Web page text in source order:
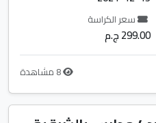
سعر الكراسة
299.00 ج.م